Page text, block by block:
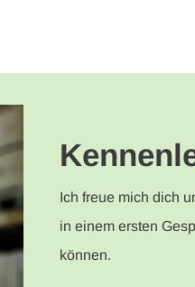
Ich freue mich dich
in einem ersten
können.